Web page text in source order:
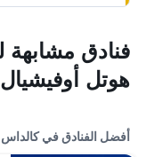
فنادق مشابهة
هوتل أوفيشيال
أفضل الفنادق في